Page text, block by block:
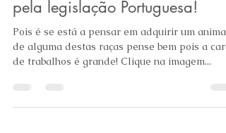
As 7 raças de cães definidas
como potencialmente perigosas
pela legislação Portuguesa!
de trabalhos é grande! Clique na imagem...